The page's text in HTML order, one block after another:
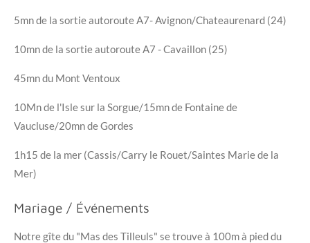
5mn de la sortie autoroute A7- Avignon/Chateaurenard (24)
10mn de la sortie autoroute A7 - Cavaillon (25)
45mn du Mont Ventoux
10Mn de l'Isle sur la Sorgue/15mn de Fontaine de
Vaucluse/20mn de Gordes
1h15 de la mer (Cassis/Carry le Rouet/Saintes Marie de la
Mer)
Mariage / Événements
Notre gîte du "Mas des Tilleuls" se trouve à 100m à pied du